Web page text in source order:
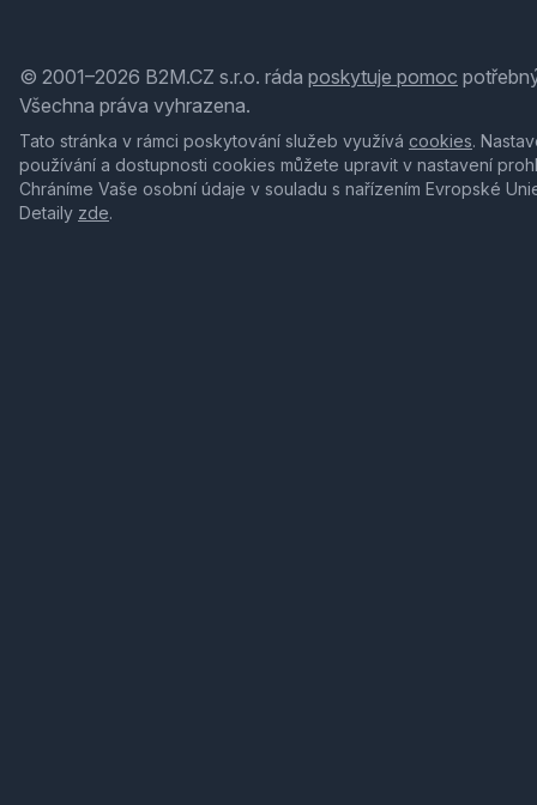
© 2001–2026 B2M.CZ s.r.o. ráda poskytuje pomoc
Všechna práva vyhrazena.
Tato stránka v rámci poskytování služeb využívá cookies.
používání a dostupnosti cookies můžete upravit v nastavení
Chráníme Vaše osobní údaje v souladu s nařízením Evropské
Detaily zde.